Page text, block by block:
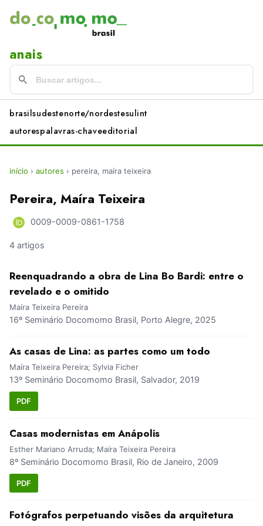
anais
brasilsudestenorte/nordestesulint
autorespalavras-chaveeditorial
início › autores › pereira, maíra teixeira
Pereira, Maíra Teixeira
0009-0009-0861-1758
4 artigos
Reenquadrando a obra de Lina Bo Bardi: entre o
revelado e o omitido
Maíra Teixeira Pereira
16º Seminário Docomomo Brasil, Porto Alegre, 2025
As casas de Lina: as partes como um todo
Maíra Teixeira Pereira; Sylvia Ficher
13º Seminário Docomomo Brasil, Salvador, 2019
PDF
Casas modernistas em Anápolis
Esther Mariano Arruda; Maíra Teixeira Pereira
8º Seminário Docomomo Brasil, Rio de Janeiro, 2009
PDF
Fotógrafos perpetuando visões da arquitetura